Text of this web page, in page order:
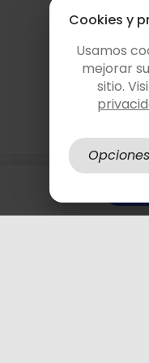
formaciones,
y proyectos
personas vieron este
¿Cómo funciona?
Cookies y
Usamos
mejorar
sitio.
Opciones